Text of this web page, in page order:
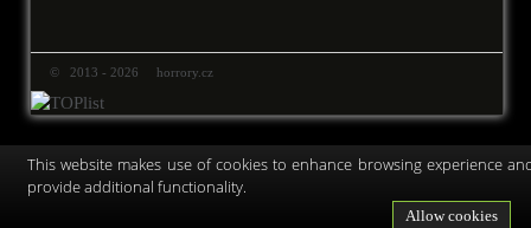
© 2013 - 2026 horrory.cz
This website makes use of cookies to enhance browsing experience
provide additional functionality.
Allow cookies